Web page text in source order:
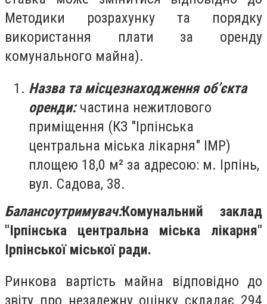
Методики розрахунку та порядку
використання плати за оренду
комунального майна).
Назва та місцезнаходження об’єкта
оренди:частина нежитлового
приміщення (КЗ "Ірпінська
центральна міська лікарня" ІМР)
площею 18,0 м² за адресою: м. Ірпінь,
вул. Садова, 38.
Балансоутримувач:Комунальний заклад
"Ірпінська центральна міська лікарня"
Ірпінської міської ради.
Ринкова вартість майна відповідно до
звіту про незалежну оцінку складає 294